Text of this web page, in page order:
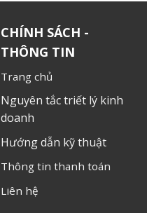
CHÍNH SÁCH -
THÔNG TIN
Trang chủ
Nguyên tắc triết lý kinh
doanh
Hướng dẫn kỹ thuật
Thông tin thanh toán
Liên hệ